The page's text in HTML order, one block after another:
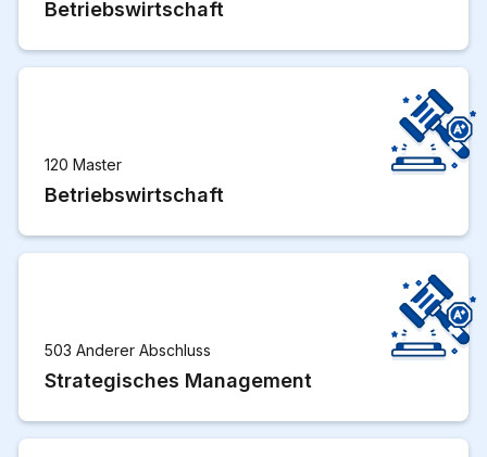
Betriebswirtschaft
120 Master
Betriebswirtschaft
503 Anderer Abschluss
Strategisches Management